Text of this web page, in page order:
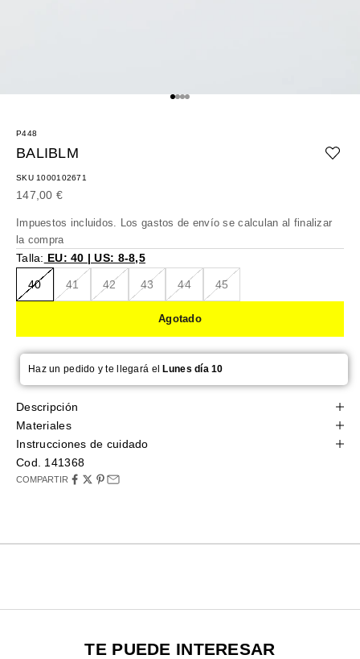
Ir al artículo 1
Ir al artículo 2
Ir al artículo 3
Ir al artículo 4
P448
BALIBLM
SKU 1000102671
Precio de oferta
147,00 €
Impuestos incluidos. Los gastos de envío se calculan al finalizar
la compra
Talla: EU: 40 | US: 8-8,5
40 41 42 43 44 45
Agotado
Haz un pedido y te llegará elLunes día 10
Descripción
Materiales
Instrucciones de cuidado
Cod. 141368
COMPARTIR
TE PUEDE INTERESAR